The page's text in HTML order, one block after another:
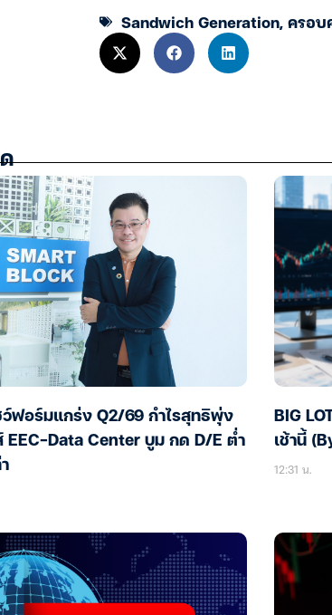
Sandwich Generation,ครอบ
ว์ฟอร์มแกร่ง Q2/69 กำไรสุทธิพุ่ง
EEC-Data Center บูม กด D/E ต่ำ
BIG
เช้านี้
12:31 น.